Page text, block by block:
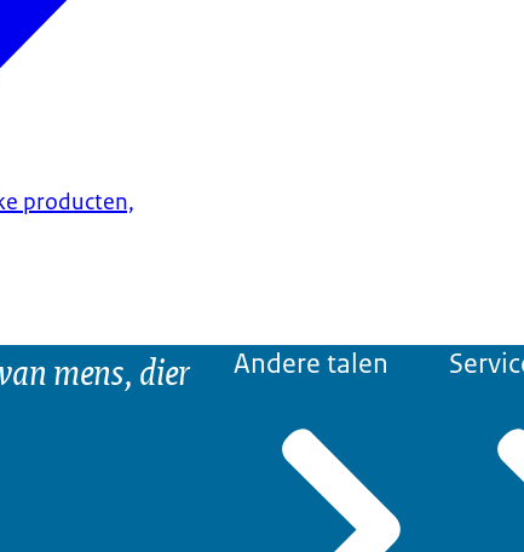
producten,
mens, dier
Andere talen